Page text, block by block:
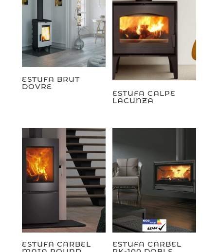
ESTUFA BRUT
DOVRE
ESTUFA CALPE
LACUNZA
ESTUFA CARBEL ESTUFA CARBEL